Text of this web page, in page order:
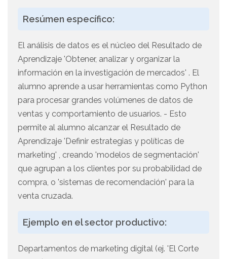
Resúmen específico:
El análisis de datos es el núcleo del Resultado de
Aprendizaje 'Obtener, analizar y organizar la
información en la investigación de mercados' . El
alumno aprende a usar herramientas como Python
para procesar grandes volúmenes de datos de
ventas y comportamiento de usuarios. - Esto
permite al alumno alcanzar el Resultado de
Aprendizaje 'Definir estrategias y políticas de
marketing' , creando 'modelos de segmentación'
que agrupan a los clientes por su probabilidad de
compra, o 'sistemas de recomendación' para la
venta cruzada.
Ejemplo en el sector productivo:
Departamentos de marketing digital (ej. 'El Corte